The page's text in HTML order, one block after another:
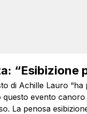
“Esibizione
di Achille Lauro
evento
La penosa